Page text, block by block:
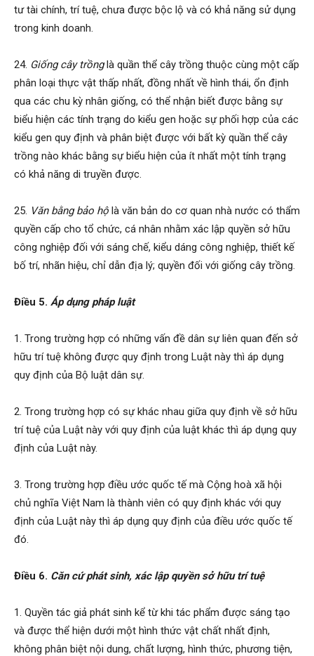
tư tài chính, trí tuệ, chưa được bộc lộ và có khả năng sử dụng
trong kinh doanh.
24. Giống cây trồnglà quần thể cây trồng thuộc cùng một cấp
phân loại thực vật thấp nhất, đồng nhất về hình thái, ổn định
qua các chu kỳ nhân giống, có thể nhận biết được bằng sự
biểu hiện các tính trạng do kiểu gen hoặc sự phối hợp của các
kiểu gen quy định và phân biệt được với bất kỳ quần thể cây
trồng nào khác bằng sự biểu hiện của ít nhất một tính trạng
có khả năng di truyền được.
25. Văn bằng bảo hộ là văn bản do cơ quan nhà nước có thẩm
quyền cấp cho tổ chức, cá nhân nhằm xác lập quyền sở hữu
công nghiệp đối với sáng chế, kiểu dáng công nghiệp, thiết kế
bố trí, nhãn hiệu, chỉ dẫn địa lý; quyền đối với giống cây trồng.
Điều 5. Áp dụng pháp luật
1. Trong trường hợp có những vấn đề dân sự liên quan đến sở
hữu trí tuệ không được quy định trong Luật này thì áp dụng
quy định của Bộ luật dân sự.
2. Trong trường hợp có sự khác nhau giữa quy định về sở hữu
trí tuệ của Luật này với quy định của luật khác thì áp dụng quy
định của Luật này.
3. Trong trường hợp điều ước quốc tế mà Cộng hoà xã hội
chủ nghĩa Việt Nam là thành viên có quy định khác với quy
định của Luật này thì áp dụng quy định của điều ước quốc tế
đó.
Điều 6. Căn cứ phát sinh, xác lập quyền sở hữu trí tuệ
1. Quyền tác giả phát sinh kể từ khi tác phẩm được sáng tạo
và được thể hiện d­ưới một hình thức vật chất nhất định,
không phân biệt nội dung, chất l­ượng, hình thức, phương tiện,